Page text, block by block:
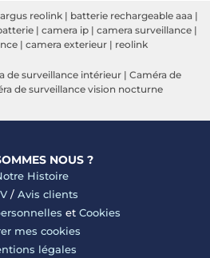
argus reolink | batterie rechargeable aaa |
| camera ip | camera surveillance |
| camera exterieur | reolink
de surveillance intérieur | Caméra de
de surveillance vision nocturne
NOUS ?
Histoire
/ Avis clients
et Cookies
mes cookies
légales